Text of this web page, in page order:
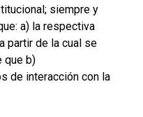
siempre y
a) la respectiva
partir de la cual se
que b)
de interacción con la